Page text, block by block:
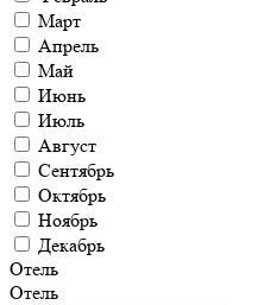
Март
Апрель
Май
Июнь
Июль
Август
Сентябрь
Октябрь
Ноябрь
Декабрь
Отель
Отель